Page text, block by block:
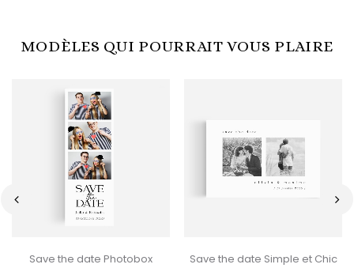
MODÈLES QUI POURRAIT VOUS PLAIRE
Save the date Photobox Save the date Simple et Chic